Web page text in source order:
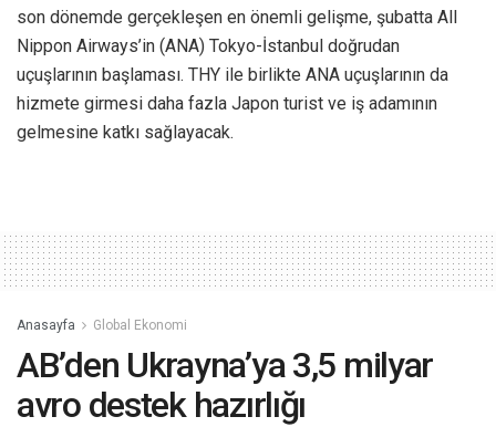
son dönemde gerçekleşen en önemli gelişme, şubatta All
Nippon Airways’in (ANA) Tokyo-İstanbul doğrudan
uçuşlarının başlaması. THY ile birlikte ANA uçuşlarının da
hizmete girmesi daha fazla Japon turist ve iş adamının
gelmesine katkı sağlayacak.
Anasayfa Global Ekonomi
AB’den Ukrayna’ya 3,5 milyar
avro destek hazırlığı